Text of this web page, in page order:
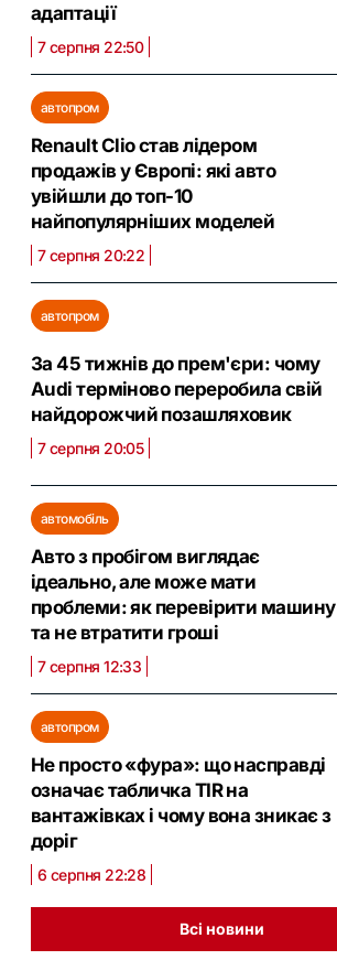
адаптації
7 серпня 22:50
автопром
Renault Clio став лідером
продажів у Європі: які авто
увійшли до топ-10
найпопулярніших моделей
7 серпня 20:22
автопром
За 45 тижнів до прем'єри: чому
Audi терміново переробила свій
найдорожчий позашляховик
7 серпня 20:05
автомобіль
Авто з пробігом виглядає
ідеально, але може мати
проблеми: як перевірити машину
та не втратити гроші
7 серпня 12:33
автопром
Не просто «фура»: що насправді
означає табличка TIR на
вантажівках і чому вона зникає з
доріг
6 серпня 22:28
Всі новини